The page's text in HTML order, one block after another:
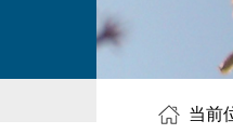
当前